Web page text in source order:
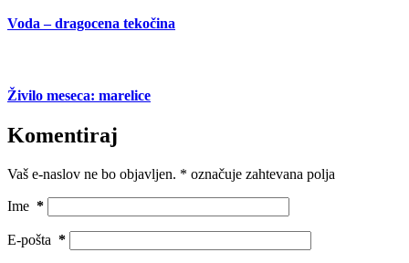
Voda – dragocena tekočina
Živilo meseca: marelice
Komentiraj
Vaš e-naslov ne bo objavljen. * označuje zahtevana polja
Ime *
E-pošta *